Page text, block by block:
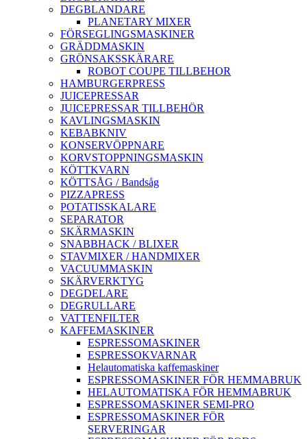
DEGBLANDARE
PLANETARY MIXER
FÖRSEGLINGSMASKINER
GRÄDDMASKIN
GRÖNSAKSSKÄRARE
ROBOT COUPE TILLBEHOR
HAMBURGERPRESS
JUICEPRESSAR
JUICEPRESSAR TILLBEHÖR
KAVLINGSMASKIN
KEBABKNIV
KONSERVÖPPNARE
KORVSTOPPNINGSMASKIN
KÖTTKVARN
KÖTTSÅG / Bandsåg
PIZZAPRESS
POTATISSKALARE
SEPARATOR
SKÄRMASKIN
SNABBHACK / BLIXER
STAVMIXER / HANDMIXER
VACUUMMASKIN
SKÄRVERKTYG
DEGDELARE
DEGRULLARE
VATTENFILTER
KAFFEMASKINER
ESPRESSOMASKINER
ESPRESSOKVARNAR
Helautomatiska kaffemaskiner
ESPRESSOMASKINER FÖR HEMMABRUK
HELAUTOMATISKA FÖR HEMMABRUK
ESPRESSOMASKINER SEMI-PRO
ESPRESSOMASKINER FÖR
SERVERINGAR